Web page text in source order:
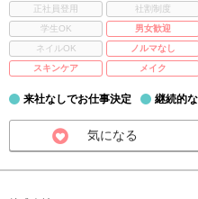
正社員登用 社割制度
学生OK
男女歓迎
ネイルOK
ノルマなし
スキンケア
メイク
来社なしでお仕事決定 継続的
気になる